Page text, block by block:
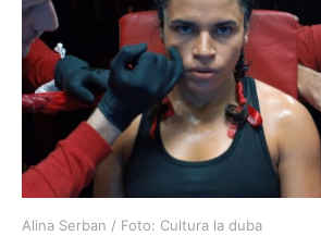
Alina Serban / Foto: Cultura la duba